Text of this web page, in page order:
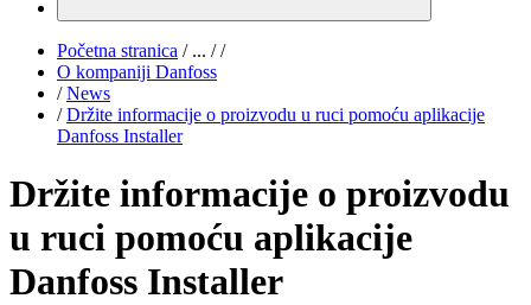
Početna stranica /... / /
O kompaniji Danfoss
/ News
/ Držite informacije o proizvodu u ruci pomoću aplikacije
Danfoss Installer
Držite informacije o proizvodu
u ruci pomoću aplikacije
Danfoss Installer